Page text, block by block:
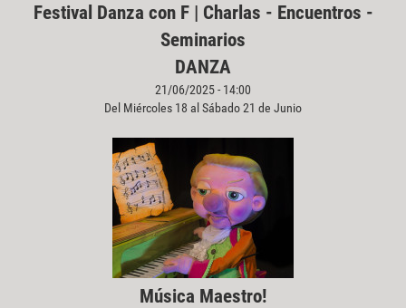
Festival Danza con F | Charlas - Encuentros -
Seminarios
DANZA
21/06/2025 - 14:00
Del Miércoles 18 al Sábado 21 de Junio
Música Maestro!